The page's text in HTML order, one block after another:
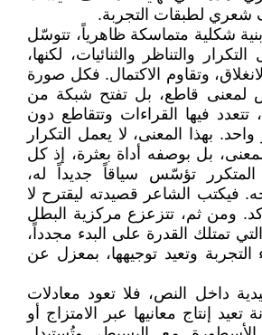
لطبقات التجربة.
شكلية متماسكة ظاهرياً، تتوسّل
والتناظر والثنائيات، لكنها،
وتقاوم الاكتمال. فكل صورة
لمعنى قاطع، بل تفتح شبكة من
تتعدد فيها القراءات وتتقاطع دون
بهذا المعنى، لا يعمل التكرار
بل بوصفه أداة بعثرة، إذ كل
تؤسّس سياقاً جديداً له،
فيكتب الشاعر قصيدته ليقترح لا
ومن ثم، تتزعزع مركزية البطل
تمتلك القدرة على البدء مجدداً،
التجربة وتعيد توجيهها، بمعزل عن
داخل النص، فلا تعود معادلات
إنتاج معانيها عبر الامتزاج أو